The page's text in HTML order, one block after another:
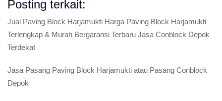
Posting terkait:
Jual Paving Block Harjamukti Harga Paving Block Harjamukti
Terlengkap & Murah Bergaransi Terbaru Jasa Conblock Depok
Terdekat
Jasa Pasang Paving Block Harjamukti atau Pasang Conblock
Depok